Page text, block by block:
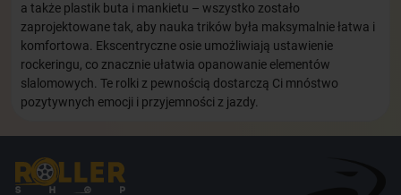
a także plastik buta i mankietu – wszystko zostało
zaprojektowane tak, aby nauka trików była maksymalnie łatwa i
komfortowa. Ekscentryczne osie umożliwiają ustawienie
rockeringu, co znacznie ułatwia opanowanie elementów
slalomowych. Te rolki z pewnością dostarczą Ci mnóstwo
pozytywnych emocji i przyjemności z jazdy.